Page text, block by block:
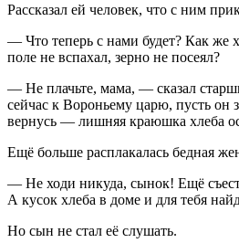
Рассказал ей человек, что с ним
— Что теперь с нами будет? Как же
поле не вспахал, зерно не посеял?
— Не плачьте, мама, — сказал
сейчас к Вороньему царю, пусть он
вернусь — лишняя краюшка хлеба
Ещё больше расплакалась бедная
— Не ходи никуда, сынок! Ещё съест
А кусок хлеба в доме и для тебя
Но сын не стал её слушать.